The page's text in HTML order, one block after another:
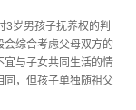
3岁男孩子抚养权的判
综合考虑父母双方的
宜与子女共同生活的情
，但孩子单独随祖父